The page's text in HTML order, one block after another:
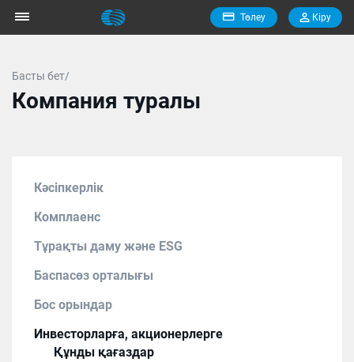
Төлеу Кiру
Басты бет/
Компания туралы
Кәсіпкерлік
Комплаенс
Тұрақты даму және ESG
Баспасөз орталығы
Бос орындар
Инвесторларға, акционерлерге
Құнды қағаздар